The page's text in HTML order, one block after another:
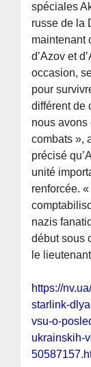
spéciales
russe de la
maintenant
d’Azov et
occasion,
pour
différent de
nous avons
combats »,
précisé
unité
renforcée.
nazis
début sous
le
https://
starlink-
vsu-o-
ukrainskih-